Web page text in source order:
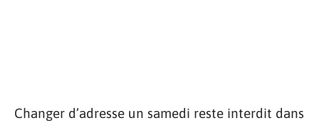
Changer d’adresse un samedi reste interdit dans